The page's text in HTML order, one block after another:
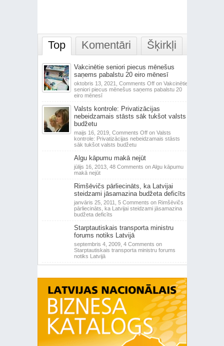
Top Komentāri Šķirkļi
Vakcinētie seniori piecus mēnešus
saņems pabalstu 20 eiro mēnesī
oktobris 13, 2021, Comments Offon Vakcinētie
seniori piecus mēnešus saņems pabalstu 20
eiro mēnesī
Valsts kontrole: Privatizācijas
nebeidzamais stāsts sāk tukšot valsts
budžetu
maijs 16, 2019, Comments Offon Valsts
kontrole: Privatizācijas nebeidzamais stāsts
sāk tukšot valsts budžetu
Algu kāpumu makā nejūt
jūlijs 16, 2013, 48 Comments on Algu kāpumu
makā nejūt
Rimšēvičs pārliecināts, ka Latvijai
steidzami jāsamazina budžeta deficīts
janvāris 25, 2011, 5 Comments on Rimšēvičs
pārliecināts, ka Latvijai steidzami jāsamazina
budžeta deficīts
Starptautiskais transporta ministru
forums notiks Latvijā
septembris 4, 2009, 4 Comments on
Starptautiskais transporta ministru forums
notiks Latvijā